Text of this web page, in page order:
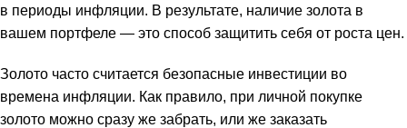
в периоды инфляции. В результате, наличие золота в
вашем портфеле — это способ защитить себя от роста цен.
Золото часто считается безопасные инвестиции во
времена инфляции. Как правило, при личной покупке
золото можно сразу же забрать, или же заказать